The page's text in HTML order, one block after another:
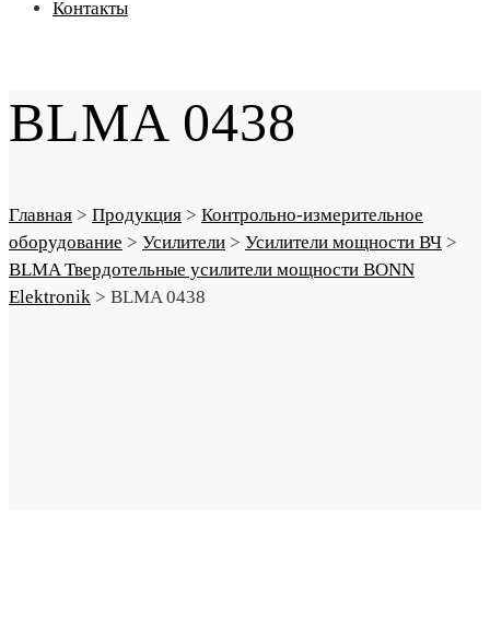
Контакты
BLMA 0438
Главная > Продукция > Контрольно-измерительное
оборудование > Усилители > Усилители мощности ВЧ >
BLMA Твердотельные усилители мощности BONN
Elektronik > BLMA 0438